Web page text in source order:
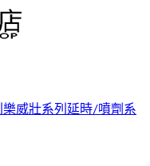
樂威壯系列 延時/噴劑系